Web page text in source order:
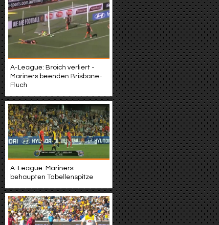
A-League: Broich verliert -
Mariners beenden Brisbane-
Fluch
A-League: Mariners
behaupten Tabellenspitze